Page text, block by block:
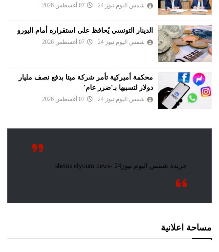
شمس اليوم نيوز 24 07 أغسطس 2026
الدينار التونسي يُحافظ على استقراره أمام اليورو
شمس اليوم نيوز 24 07 أغسطس 2026
محكمة أميركية تأمر شركة ميتا بدفع نصف مليار
دولار لتسببها بـ'ضرر عام'
شمس اليوم نيوز 24 07 أغسطس 2026
مساحة اعلانية